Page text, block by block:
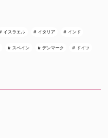
イスラエル イタリア インド
スペイン デンマーク ドイツ